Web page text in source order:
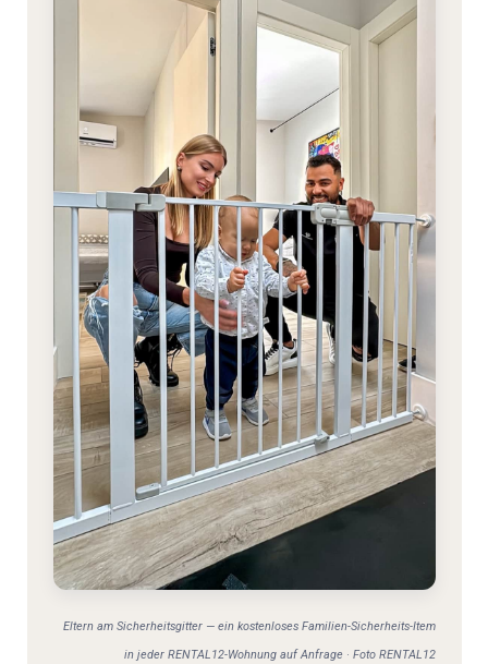
Eltern am Sicherheitsgitter — ein kostenloses Familien-Sicherheits-Item
in jeder RENTAL12-Wohnung auf Anfrage · Foto RENTAL12